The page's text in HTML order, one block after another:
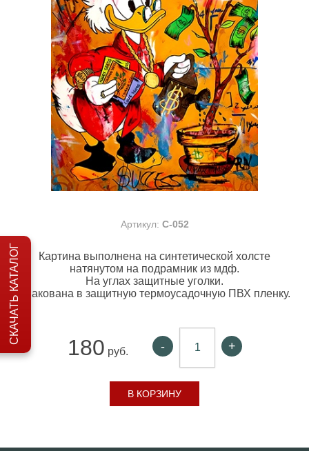
Артикул: C-052
Картина выполнена на синтетической холсте
натянутом на подрамник из мдф.
На углах защитные уголки.
Упакована в защитную термоусадочную ПВХ пленку.
180 руб. - +
В КОРЗИНУ
СКАЧАТЬ КАТАЛОГ